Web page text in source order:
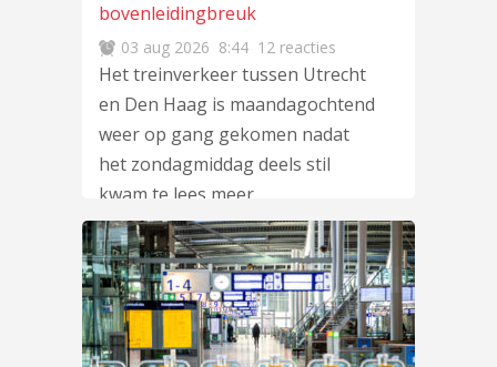
bovenleidingbreuk
03 aug 2026 8:44 12 reacties
Het treinverkeer tussen Utrecht
en Den Haag is maandagochtend
weer op gang gekomen nadat
het zondagmiddag deels stil
kwam te lees meer